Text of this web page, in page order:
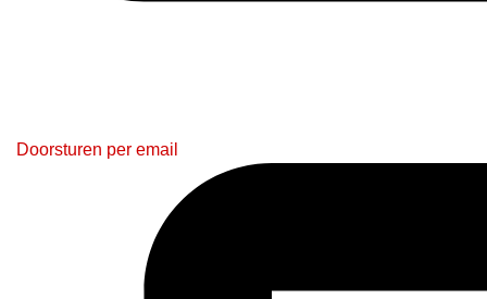
Doorsturen per email